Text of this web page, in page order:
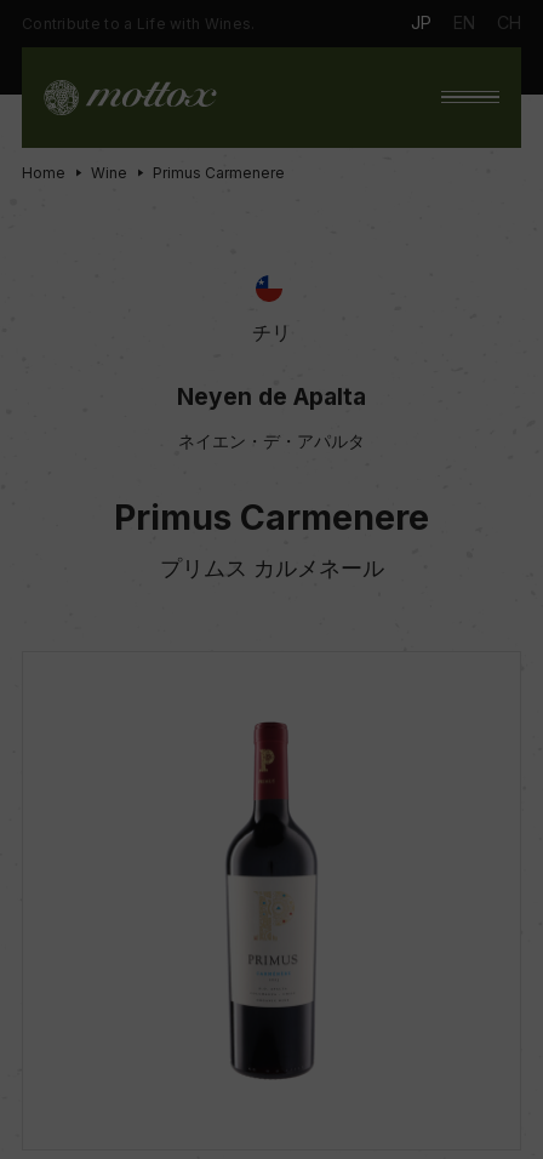
Contribute to a Life with Wines. JP EN CH
Home Wine Primus Carmenere
チリ
Neyen de Apalta
ネイエン・デ・アパルタ
Primus Carmenere
プリムス カルメネール